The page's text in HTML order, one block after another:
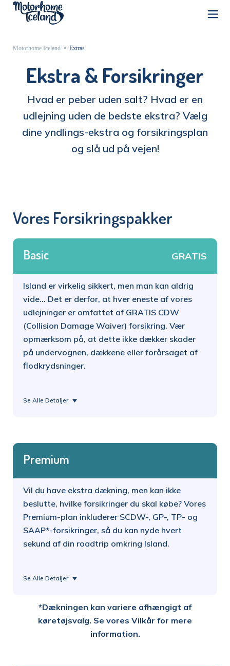
Motorhome Iceland > Extras
Ekstra & Forsikringer
Hvad er peber uden salt? Hvad er en
udlejning uden de bedste ekstra? Vælg
dine yndlings-ekstra og forsikringsplan
og slå ud på vejen!
Vores Forsikringspakker
Basic GRATIS
Island er virkelig sikkert, men man kan aldrig
vide... Det er derfor, at hver eneste af vores
udlejninger er omfattet af GRATIS CDW
(Collision Damage Waiver) forsikring. Vær
opmærksom på, at dette ikke dækker skader
på undervognen, dækkene eller forårsaget af
flodkrydsninger.
Se Alle Detaljer
Premium
Vil du have ekstra dækning, men kan ikke
beslutte, hvilke forsikringer du skal købe? Vores
Premium-plan inkluderer SCDW-, GP-, TP- og
SAAP*-forsikringer, så du kan nyde hvert
sekund af din roadtrip omkring Island.
Se Alle Detaljer
*Dækningen kan variere afhængigt af
køretøjsvalg. Se vores Vilkår for mere
information.